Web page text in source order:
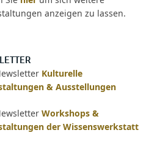
anzeigen zu lassen.
Kulturelle
& Ausstellungen
Workshops &
der Wissenswerkstatt